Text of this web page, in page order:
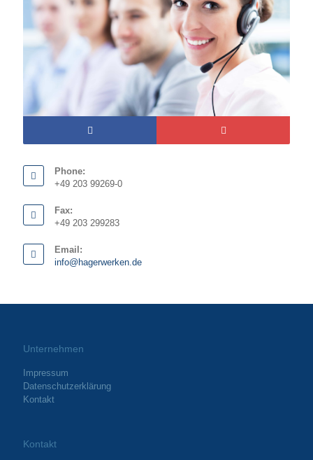
Phone:
+49 203 99269-0
Fax:
+49 203 299283
Email:
info@hagerwerken.de
Unternehmen
Impressum
Datenschutzerklärung
Kontakt
Kontakt